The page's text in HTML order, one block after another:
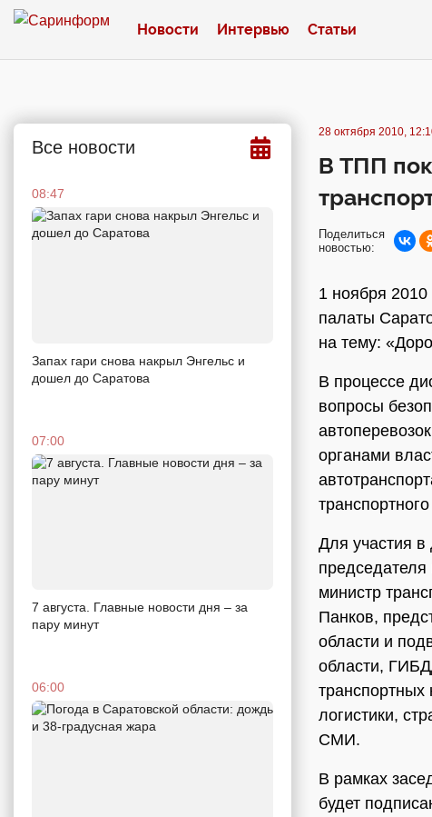
Новости Интервью Статьи
Все новости
08:47
Запах гари снова накрыл Энгельс и
дошел до Саратова
07:00
7 августа. Главные новости дня – за
пару минут
06:00
28 октября 2010,
В ТПП
Поделиться
новостью:
1 ноября
палаты
на тему:
В процессе
вопросы
органами
Для участия
министр
Панков,
области и
области,
транспортных
логистики,
СМИ.
В рамках
будет